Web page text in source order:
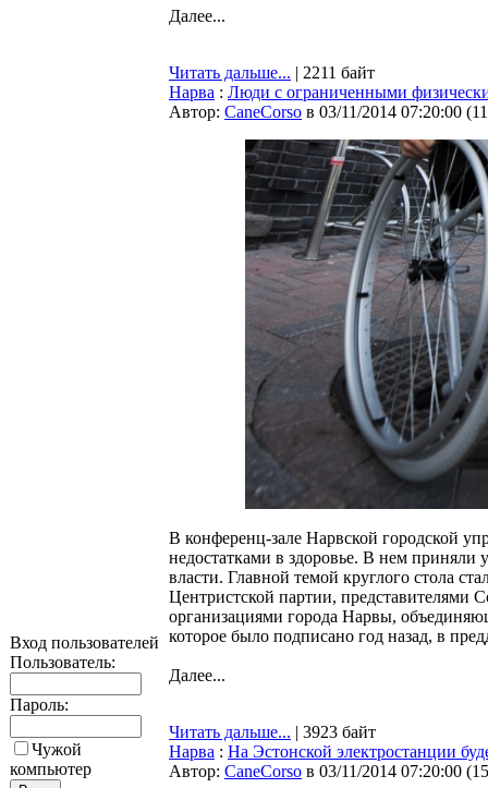
Вход пользователей
Пользователь:
Пароль:
Чужой
компьютер
Далее...
Читать дальше... | 2211 байт
Нарва : Люди с ограниченными
Автор: CaneCorso в 03/11/2014 07:20:00 (
В конференц-зале Нарвской городской
недостатками в здоровье. В нем приняли
власти. Главной темой круглого стола
Центристской партии, представителями
организациями города Нарвы,
которое было подписано год назад, в
Далее...
Читать дальше... | 3923 байт
Нарва : На Эстонской электростанции
Автор: CaneCorso в 03/11/2014 07:20:00 (